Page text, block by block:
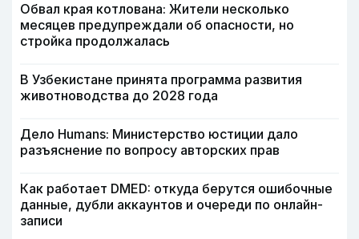
Обвал края котлована: Жители несколько
месяцев предупреждали об опасности, но
стройка продолжалась
В Узбекистане принята программа развития
животноводства до 2028 года
Дело Humans: Министерство юстиции дало
разъяснение по вопросу авторских прав
Как работает DMED: откуда берутся ошибочные
данные, дубли аккаунтов и очереди по онлайн-
записи